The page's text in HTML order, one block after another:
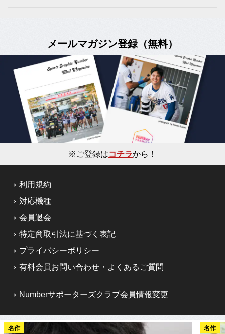
メールマガジン登録（無料）
※ご登録はコチラから！
利用規約
対応機種
会員退会
特定商取引法に基づく表記
プライバシーポリシー
有料会員お問い合わせ・よくあるご質問
Numberサポーターズクラブ会員情報変更
名作 名作